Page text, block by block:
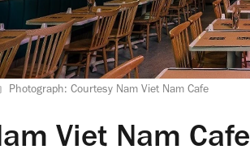
Photograph: Courtesy Nam Viet Nam Cafe
Viet Nam Cafe